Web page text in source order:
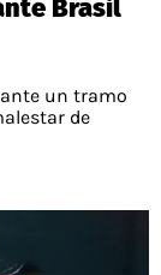
Brasil
un tramo
de